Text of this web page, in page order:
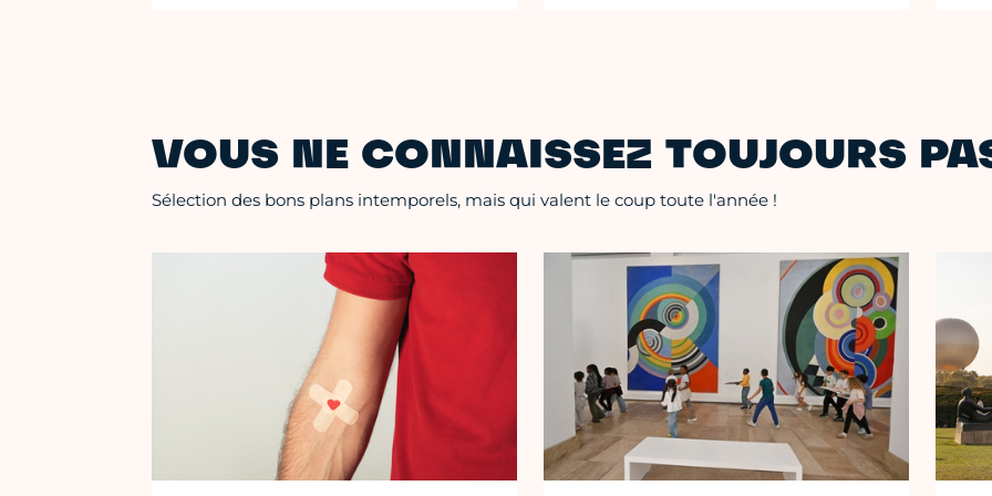
VOUS NE CONNAISSEZ TOUJOURS
Sélection des bons plans intemporels, mais qui valent le coup toute l'année !